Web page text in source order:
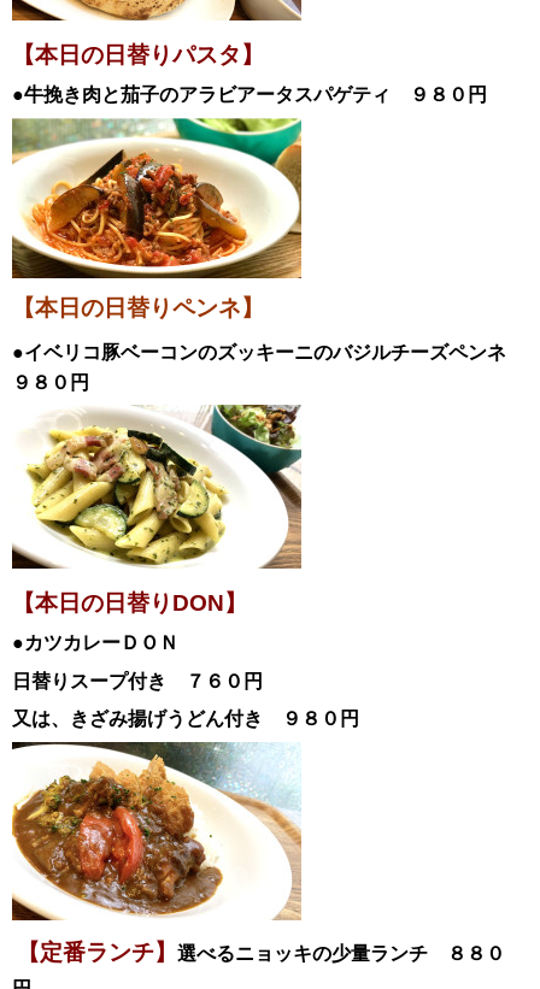
【本日の日替りパスタ】
●牛挽き肉と茄子のアラビアータスパゲティ ９８０円
【本日の日替りペンネ】
●イベリコ豚ベーコンのズッキーニのバジルチーズペンネ
９８０円
【本日の日替りDON】
●カツカレーＤＯＮ
日替りスープ付き ７６０円
又は、きざみ揚げうどん付き ９８０円
【定番ランチ】
選べるニョッキの少量ランチ ８８０